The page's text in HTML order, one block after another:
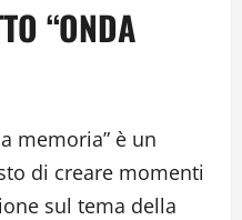
“ONDA
memoria” è un
di creare momenti
sul tema della